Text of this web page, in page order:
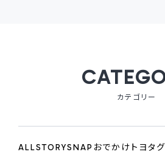
カテゴリー
ALLSTORYSNAP おでかけ トヨタ